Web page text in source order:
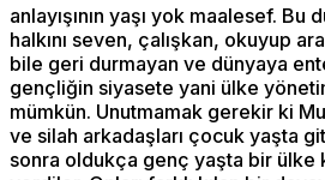
anlayışının yaşı yok maalesef.
halkını seven, çalışkan, okuyup
bile geri durmayan ve dünyaya
gençliğin siyasete yani ülke
mümkün. Unutmamak gerekir ki
ve silah arkadaşları çocuk yaşta
sonra oldukça genç yaşta bir ülke